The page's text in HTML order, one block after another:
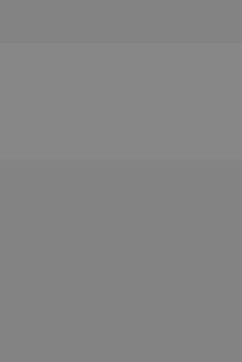
Trends 2016 im Mittelpunkt des 11.